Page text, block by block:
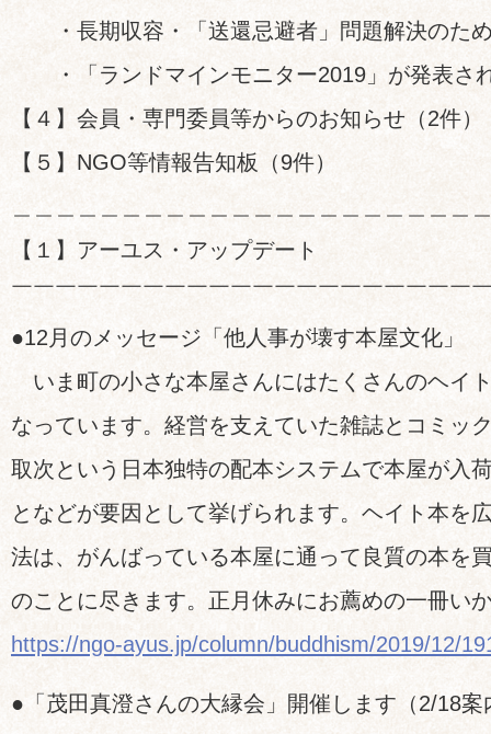
・長期収容・「送還忌避者」問題解決のた
・「ランドマインモニター2019」が発表さ
【４】会員・専門委員等からのお知らせ（2件）
【５】NGO等情報告知板（9件）
＿＿＿＿＿＿＿＿＿＿＿＿＿＿＿＿＿＿＿＿＿
【１】アーユス・アップデート
￣￣￣￣￣￣￣￣￣￣￣￣￣￣￣￣￣￣￣￣￣
●12月のメッセージ「他人事が壊す本屋文化」
いま町の小さな本屋さんにはたくさんのヘイ
なっています。経営を支えていた雑誌とコミッ
取次という日本独特の配本システムで本屋が入
となどが要因として挙げられます。ヘイト本を
法は、がんばっている本屋に通って良質の本を
のことに尽きます。正月休みにお薦めの一冊い
https://ngo-ayus.jp/column/buddhism/2019/12/
●「茂田真澄さんの大縁会」開催します（2/18案